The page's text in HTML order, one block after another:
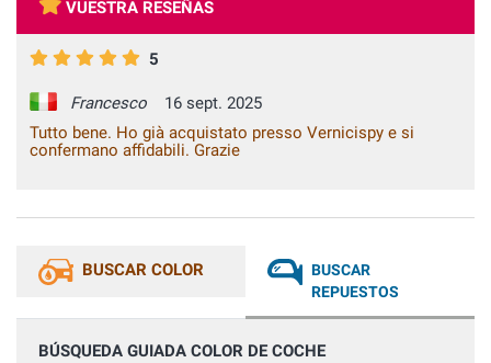
VUESTRA RESEÑAS
5
Francesco
16 sept. 2025
Tutto bene. Ho già acquistato presso Vernicispy e si
confermano affidabili. Grazie
BUSCAR COLOR
BUSCAR
REPUESTOS
BÚSQUEDA GUIADA COLOR DE COCHE